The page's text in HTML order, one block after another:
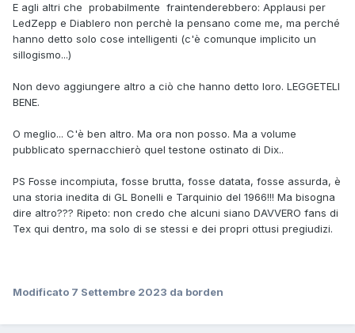
"compro solo la serie regolare per la collezione" a "non ho
il posto, potreste pubblicarla mignon come i vecchi mignon
dello Scarabeo?", ci vuole del fegato per definirli "consigli
degli appassionati!"
Se non interessa amen, chissenefrega. Se la pubblicano in
volume cartonato invece che in edicola (non certo sulla
perchè È OVVIO che la maggior parte dei lettori attuali di
Tex non è il target di questo progetto (temo che la maggior
scriveva Sergio Bonelli?").
Però, chissà perchè, nelle discussioni sulle Artist Edition
Marvel americane (150 DOLLARI per un volume LARGO 40
vedono quelli non interessati continuare a postare per dire
E agli altri che probabilmente fraintenderebbero: Applausi per
LedZepp e Diablero non perchè la pensano come me, ma perché
hanno detto solo cose intelligenti (c'è comunque implicito un
sillogismo...)
Non devo aggiungere altro a ciò che hanno detto loro. LEGGETELI
BENE.
O meglio... C'è ben altro. Ma ora non posso. Ma a volume
pubblicato spernacchierò quel testone ostinato di Dix..
PS Fosse incompiuta, fosse brutta, fosse datata, fosse assurda, è
una storia inedita di GL Bonelli e Tarquinio del 1966!!! Ma bisogna
dire altro??? Ripeto: non credo che alcuni siano DAVVERO fans di
Tex qui dentro, ma solo di se stessi e dei propri ottusi pregiudizi.
Modificato 7 Settembre 2023 da borden